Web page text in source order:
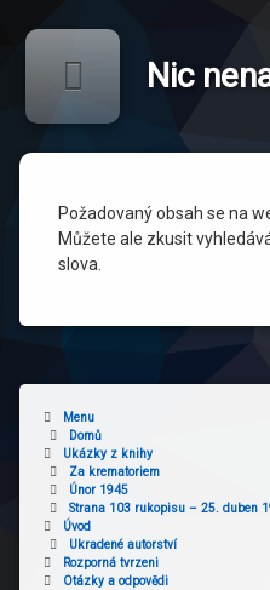
Dagmar Hilarová
Nic
Požadovaný obsah se na
Můžete ale zkusit
slova.
Menu
Domů
Ukázky z knihy
Za krematoriem
Únor 1945
Strana 103 rukopisu – 25. duben
Úvod
Ukradené autorství
Rozporná tvrzeni
Otázky a odpovědi